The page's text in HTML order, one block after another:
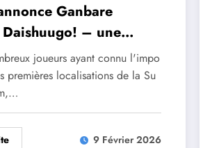
Ganbare
– une
d’envergure
joueurs ayant connu l'impo
premières localisations de la Su
9 Février 2026